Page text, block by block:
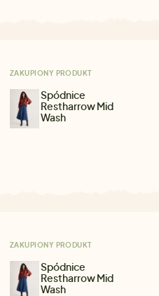
ZAKUPIONY PRODUKT
Spódnice
Restharrow Mid
Wash
ZAKUPIONY PRODUKT
Spódnice
Restharrow Mid
Wash